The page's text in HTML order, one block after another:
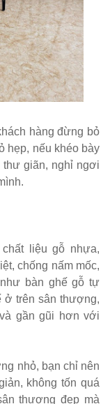
hàng đừng bỏ
hẹp, nếu khéo bày
thư giãn, nghỉ ngơi
liệu gỗ nhựa,
chống nấm mốc,
bàn ghế gỗ tự
ở trên sân thượng,
gần gũi hơn với
nhỏ, bạn chỉ nên
không tốn quá
thượng đẹp mà